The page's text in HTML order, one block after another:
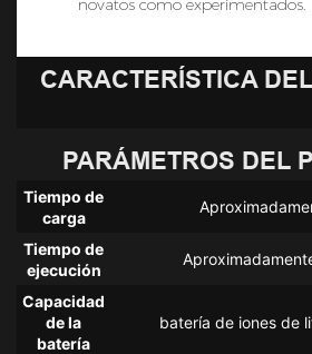
novatos como experimentados.
CARACTERÍSTICA
PARÁMETROS DEL
Tiempo de
carga
Tiempo de
ejecución
Capacidad
de la
batería
batería de iones de